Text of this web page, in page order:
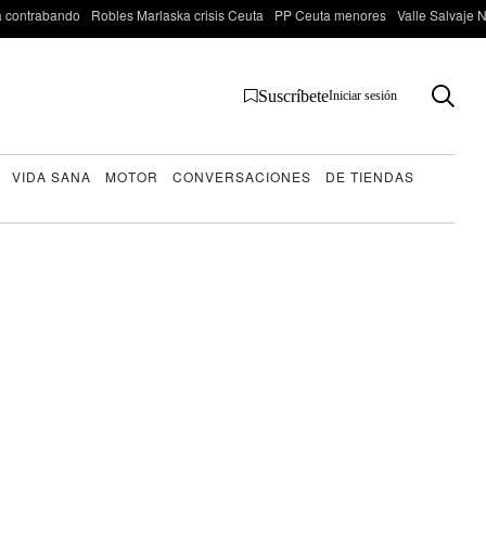
contrabando Robles Marlaska crisis Ceuta PP Ceuta menores Valle Salvaje
SuscríbeteIniciar sesión
VIDA SANA MOTOR CONVERSACIONES DE TIENDAS